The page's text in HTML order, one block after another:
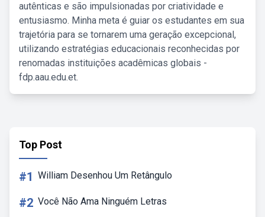
autênticas e são impulsionadas por criatividade e
entusiasmo. Minha meta é guiar os estudantes em sua
trajetória para se tornarem uma geração excepcional,
utilizando estratégias educacionais reconhecidas por
renomadas instituições acadêmicas globais -
fdp.aau.edu.et.
Top Post
#1 William Desenhou Um Retângulo
#2 Você Não Ama Ninguém Letras